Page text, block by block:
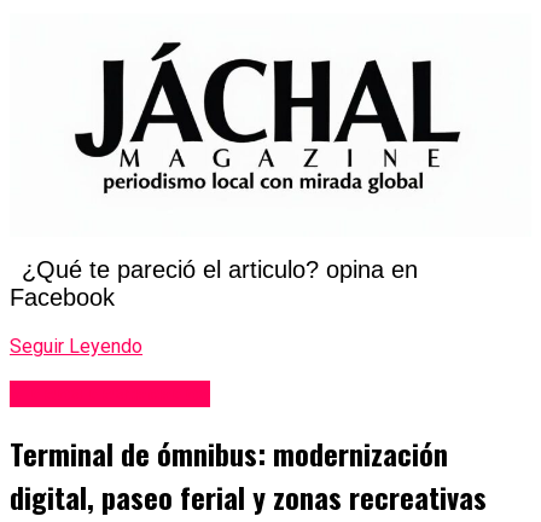
¿Qué te pareció el articulo? opina en
Facebook
Seguir Leyendo
Terminal de ómnibus: modernización
digital, paseo ferial y zonas recreativas